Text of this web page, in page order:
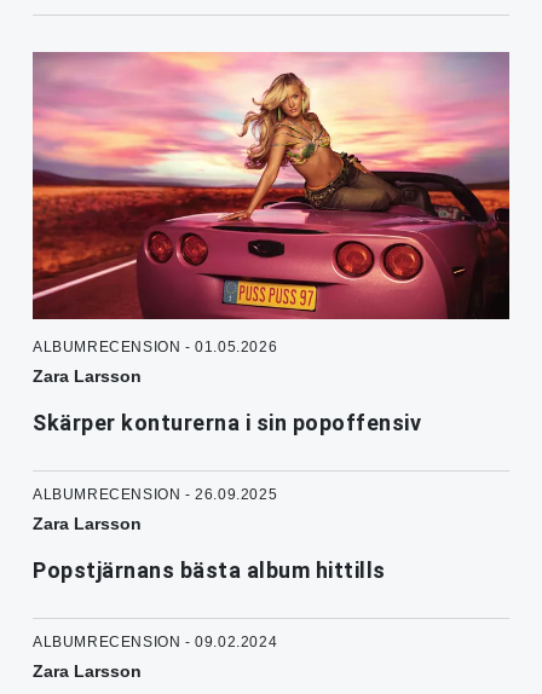
ALBUMRECENSION - 01.05.2026
Zara Larsson
Skärper konturerna i sin popoffensiv
ALBUMRECENSION - 26.09.2025
Zara Larsson
Popstjärnans bästa album hittills
ALBUMRECENSION - 09.02.2024
Zara Larsson